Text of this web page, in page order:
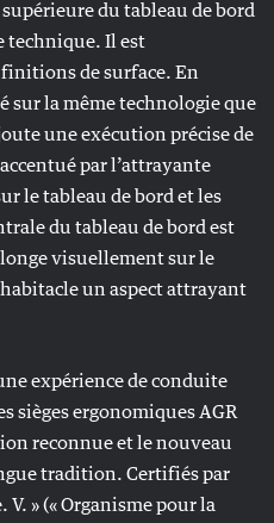
du tableau de bord
technique. Il est
de surface. En
sur la même technologie que
une exécution précise de
par l’attrayante
le tableau de bord et les
du tableau de bord est
visuellement sur le
un aspect attrayant
expérience de conduite
sièges ergonomiques AGR
reconnue et le nouveau
tradition. Certifiés par
» (« Organisme pour la